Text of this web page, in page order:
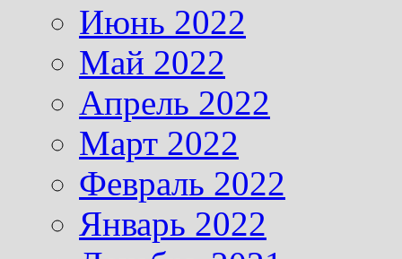
Июнь 2022
Май 2022
Апрель 2022
Март 2022
Февраль 2022
Январь 2022